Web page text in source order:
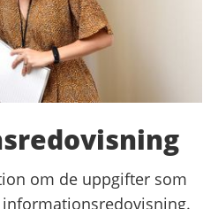
om de uppgifter som